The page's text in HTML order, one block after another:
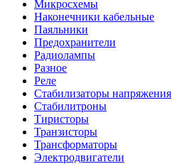
Микросхемы
Наконечники кабельные
Паяльники
Предохранители
Радиолампы
Разное
Реле
Стабилизаторы напряжения
Стабилитроны
Тиристоры
Транзисторы
Трансформаторы
Электродвигатели